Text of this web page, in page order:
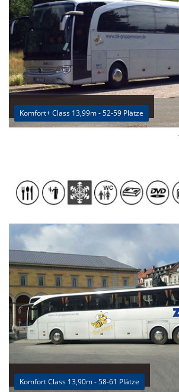
Komfort+ Class 13,99m - 52-59 Plätze
Komfort Class 13,90m - 58-61 Plätze